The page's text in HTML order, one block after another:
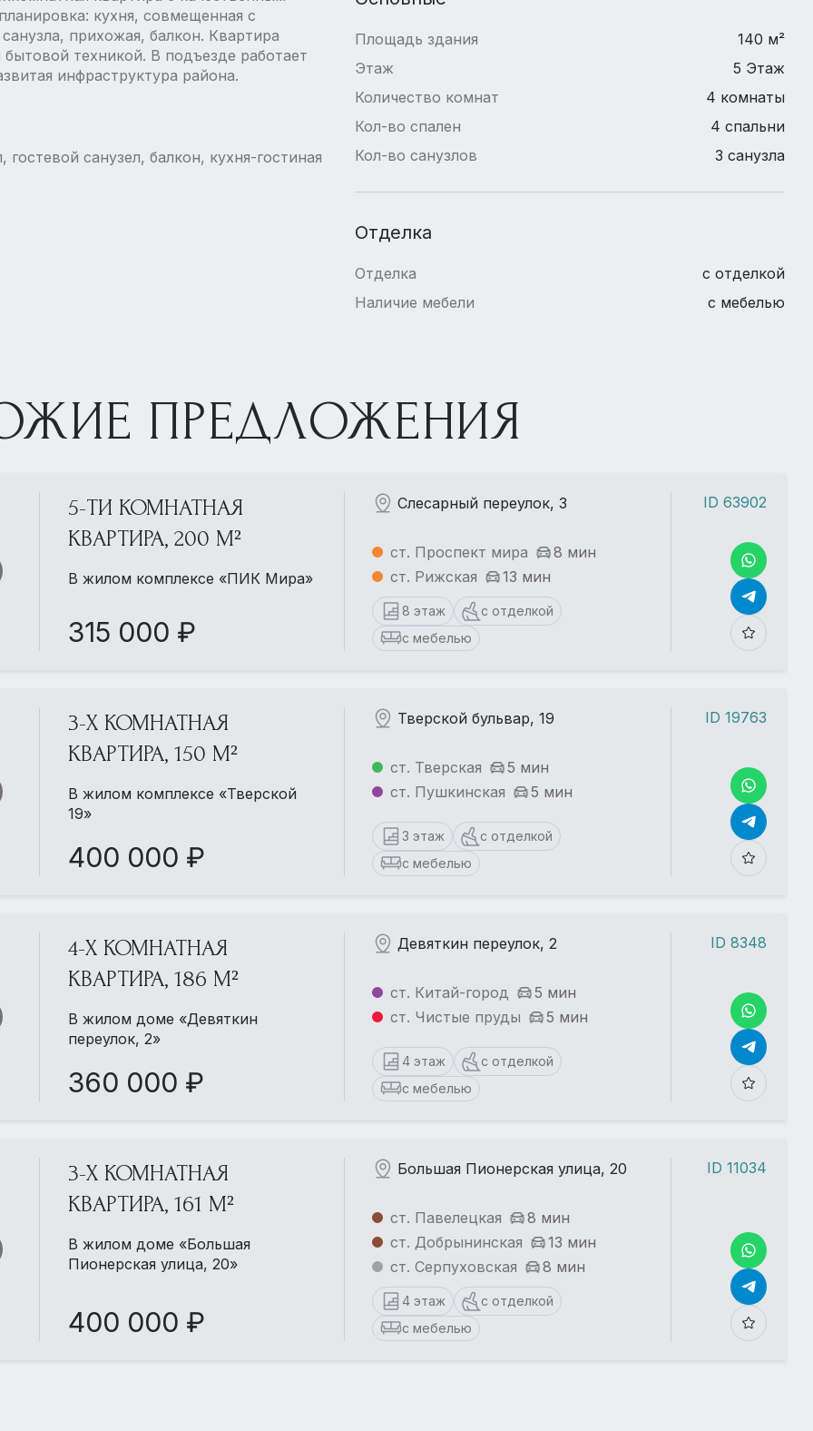
кухня, совмещенная с
прихожая, балкон. Квартира
техникой. В подъезде работает
инфраструктура района.
санузел, балкон, кухня-гостиная
Площадь здания
140 м²
Этаж
5 Этаж
Количество комнат
4 комнаты
Кол-во спален
4 спальни
Кол-во санузлов
3 санузла
Отделка
Отделка
с отделкой
Наличие мебели
с мебелью
ПРЕДЛОЖЕНИЯ
5-ТИ КОМНАТНАЯ
КВАРТИРА, 200 М²
В жилом комплексе «ПИК Мира»
315 000 ₽
Слесарный переулок, 3
ст. Проспект мира
8 мин
ст. Рижская
13 мин
8 этаж
с отделкой
с мебелью
ID 63902
3-Х КОМНАТНАЯ
КВАРТИРА, 150 М²
В жилом комплексе «Тверской
19»
400 000 ₽
Тверской бульвар, 19
ст. Тверская
5 мин
ст. Пушкинская
5 мин
3 этаж
с отделкой
с мебелью
ID 19763
4-Х КОМНАТНАЯ
КВАРТИРА, 186 М²
В жилом доме «Девяткин
переулок, 2»
360 000 ₽
Девяткин переулок, 2
ст. Китай-город
5 мин
ст. Чистые пруды
5 мин
4 этаж
с отделкой
с мебелью
ID 8348
3-Х КОМНАТНАЯ
КВАРТИРА, 161 М²
В жилом доме «Большая
Пионерская улица, 20»
400 000 ₽
Большая Пионерская улица, 20
ст. Павелецкая
8 мин
ст. Добрынинская
13 мин
ст. Серпуховская
8 мин
4 этаж
с отделкой
с мебелью
ID 11034